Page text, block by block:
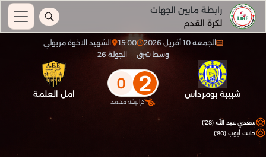
رابطة مابين الجهات
لكرة القدم
الجمعة 10 أفريل 2026 15:00
الشهيد الاخوة مريولي
وسط شرق
الجولة 26
شبيبة بومرداس 2
0
كراليفة محمد
امل العلمة
سعدي عبد الله (28')
حابت أيوب (80')